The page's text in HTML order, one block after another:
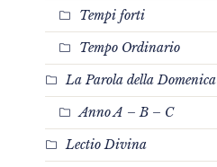
Tempi forti
Tempo Ordinario
La Parola della Domenica
Anno A – B – C
Lectio Divina